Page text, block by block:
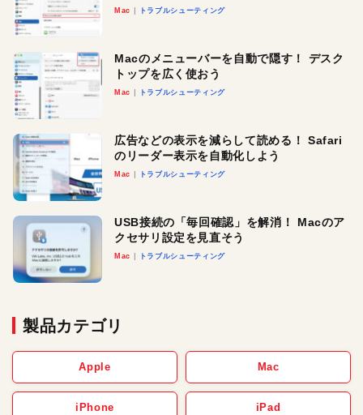
Mac トラブルシューティング
Macのメニューバーを自動で隠す！ デスク
トップを広く使おう
Mac トラブルシューティング
広告などの表示を減らして読める！ Safari
のリーダー表示を自動化しよう
Mac トラブルシューティング
USB接続の「毎回確認」を解消！ Macのア
クセサリ設定を見直そう
Mac トラブルシューティング
製品カテゴリ
Apple Mac
iPhone iPad